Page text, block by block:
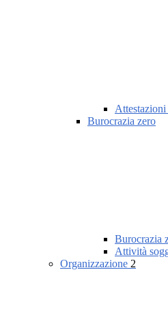
Burocrazia zero
Burocrazia
Attività
Organizzazione 2